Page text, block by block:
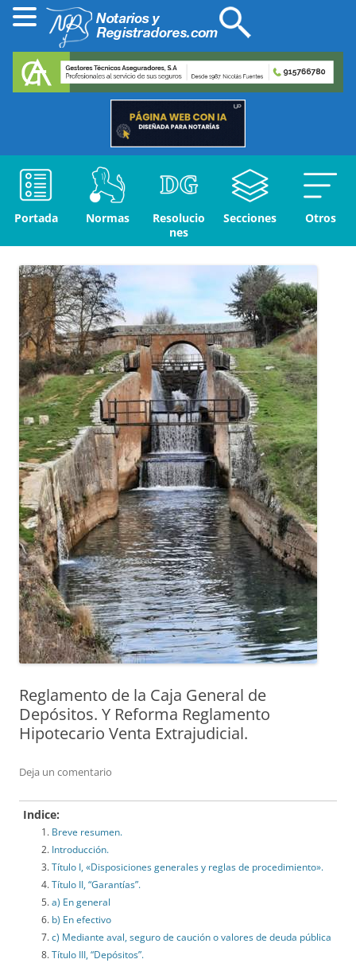
Portada Normas
Resolucio
nes
Secciones Otros
Reglamento de la Caja General de
Depósitos. Y Reforma Reglamento
Hipotecario Venta Extrajudicial.
Deja un comentario
Indice:
Breve resumen.
Introducción.
Título I, «Disposiciones generales y reglas de procedimiento».
Título II, “Garantías”.
a) En general
b) En efectivo
c) Mediante aval, seguro de caución o valores de deuda pública
Título III, “Depósitos”.